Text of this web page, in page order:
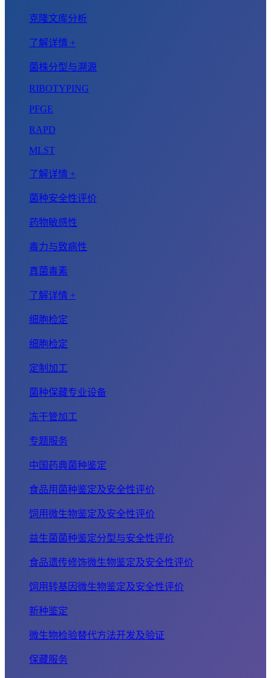
克隆文库分析
了解详情 +
菌株分型与溯源
RIBOTYPING
PFGE
RAPD
MLST
了解详情 +
菌种安全性评价
药物敏感性
毒力与致病性
真菌毒素
了解详情 +
细胞检定
细胞检定
定制加工
菌种保藏专业设备
冻干管加工
专题服务
中国药典菌种鉴定
食品用菌种鉴定及安全性评价
饲用微生物鉴定及安全性评价
益生菌菌种鉴定分型与安全性评价
食品遗传修饰微生物鉴定及安全性评价
饲用转基因微生物鉴定及安全性评价
新种鉴定
微生物检验替代方法开发及验证
保藏服务